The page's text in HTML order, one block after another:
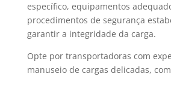
específico, equipamentos
procedimentos de segurança
garantir a integridade da carga.
Opte por transportadoras com
manuseio de cargas delicadas,